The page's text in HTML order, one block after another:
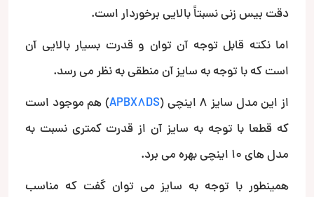
دقت بیس زنی نسبتاً بالایی برخوردار است.
اما نکته قابل توجه آن توان و قدرت بسیار بالایی آن
است که با توجه به سایز آن منطقی به نظر می رسد.
از این مدل سایز 8 اینچی (
APBX8DS) هم موجود است
که قطعا با توجه به سایز آن از قدرت کمتری نسبت به
مدل های 10 اینچی بهره می برد.
همینطور با توجه به سایز می توان گفت که مناسب